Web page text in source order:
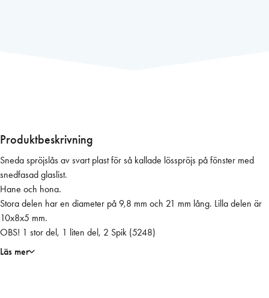
d
a
,
s
v
a
r
t
Produktbeskrivning
Sneda spröjslås av svart plast för så kallade lösspröjs på fönster med
snedfasad glaslist.
Hane och hona.
Stora delen har en diameter på 9,8 mm och 21 mm lång. Lilla delen är
10x8x5 mm.
OBS! 1 stor del, 1 liten del, 2 Spik (5248)
Läs mer